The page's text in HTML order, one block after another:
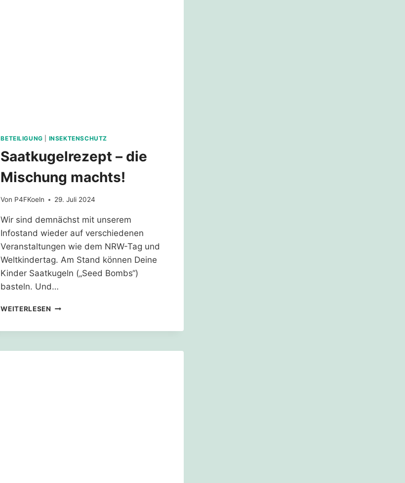
BETEILIGUNG INSEKTENSCHUTZ
Saatkugelrezept – die
Mischung machts!
Von P4FKoeln 29. Juli 2024
Wir sind demnächst mit unserem
Infostand wieder auf verschiedenen
Veranstaltungen wie dem NRW-Tag und
Weltkindertag. Am Stand können Deine
Kinder Saatkugeln („Seed Bombs“)
basteln. Und…
WEITERLESEN SAATKUGELREZEPT